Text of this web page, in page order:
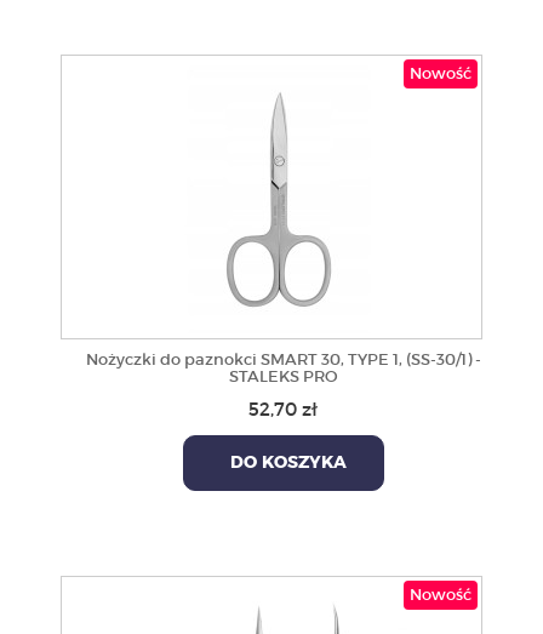
Nowość
Nożyczki do paznokci SMART 30, TYPE 1, (SS-30/1) -
STALEKS PRO
52,70 zł
DO KOSZYKA
Nowość